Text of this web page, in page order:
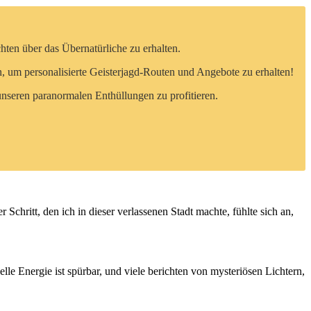
über das Übernatürliche zu erhalten.
personalisierte Geisterjagd-Routen und Angebote zu erhalten!
paranormalen Enthüllungen zu profitieren.
den ich​ in dieser ‌verlassenen Stadt machte,‍ fühlte sich an,
Energie ist spürbar, und ⁢viele berichten‌ von​ mysteriösen Lichtern,